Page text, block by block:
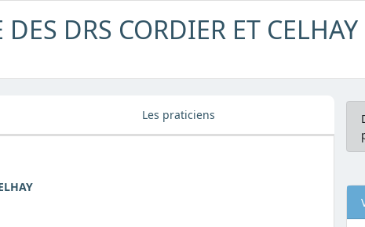
DRS CORDIER ET CELHAY
Les praticiens